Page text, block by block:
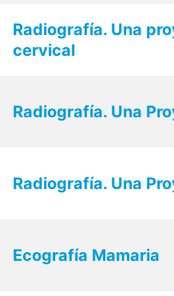
Radiografía. Una
cervical
Radiografía. Una
Radiografía. Una
Ecografía Mamaria